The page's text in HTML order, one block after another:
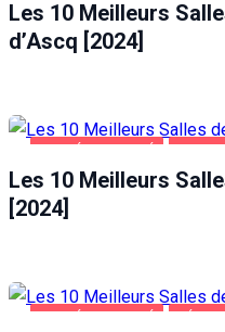
Les 10 Meilleurs
d’Ascq [2024]
Les 10 Meilleurs
[2024]